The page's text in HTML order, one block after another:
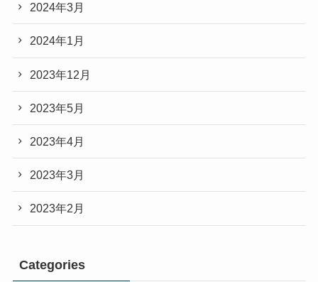
2024年3月
2024年1月
2023年12月
2023年5月
2023年4月
2023年3月
2023年2月
Categories